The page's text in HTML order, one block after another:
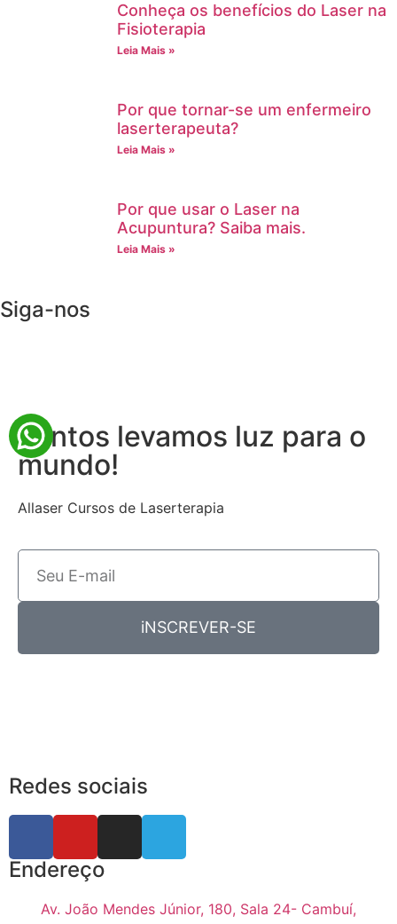
Conheça os benefícios do Laser na
Fisioterapia
Leia Mais »
Por que tornar-se um enfermeiro
laserterapeuta?
Leia Mais »
Por que usar o Laser na
Acupuntura? Saiba mais.
Leia Mais »
Siga-nos
Juntos levamos luz para o
mundo!
Allaser Cursos de Laserterapia
iNSCREVER-SE
Redes sociais
Endereço
Av. João Mendes Júnior, 180, Sala 24- Cambuí,